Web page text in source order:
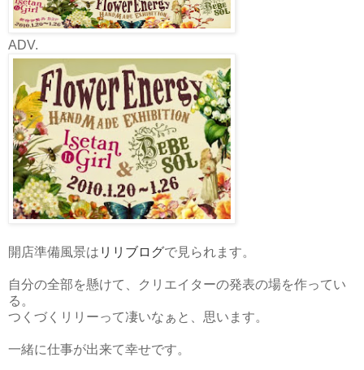
ADV.
開店準備風景は リリブログで見られます。
自分の全部を懸けて、クリエイターの発表の場を作ってい
る。
つくづくリリーって凄いなぁと、思います。
一緒に仕事が出来て幸せです。